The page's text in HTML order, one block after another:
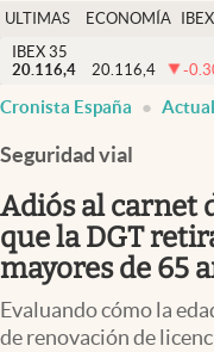
Actualidad
Criptomonedas
España
ULTIMAS
NOTICIAS
ECONOMÍA
FINANZAS
IBEX
IBEX 35
20.116,4
20.116,4 -
Cronista España
Seguridad vial
Adiós al carnet
que la DGT
mayores de 65
Evaluando cómo la
de renovación de